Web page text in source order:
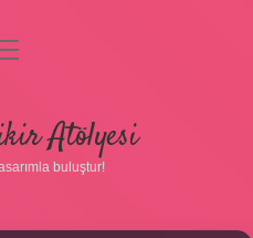
PolitikasıAtölyesi
buluştur!